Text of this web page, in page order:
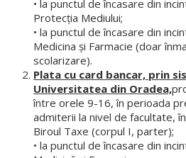
Laboratoare FMF si SDSBM
Comisia de Etică a Cercetării
Centre de cercetare
Publicații științifice
Manifestări științifice
• la punctul de încasare din
Protecția Mediului;
• la punctul de încasare din
Medicina și Farmacie (doar
scolarizare).
Plata cu card bancar, prin
Universitatea din Oradea,
între orele 9-16, în perioada
admiterii la nivel de facultate,
Biroul Taxe (corpul I, parter);
• la punctul de încasare din